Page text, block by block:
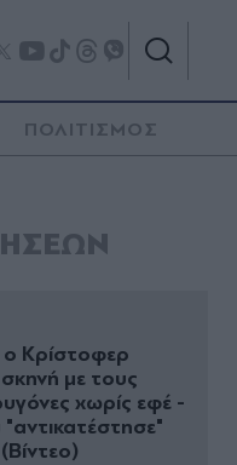
ΠΟΛΙΤΙΣΜΟΣ
Κρίστοφερ
με τους
χωρίς εφέ -